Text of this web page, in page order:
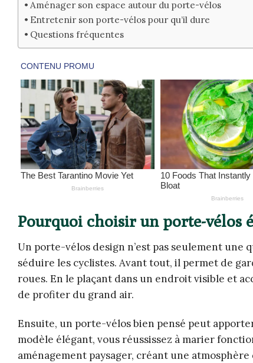
Aménager son espace autour du porte-vélos
Entretenir son porte-vélos pour qu’il dure
Questions fréquentes
Pourquoi choisir un porte-vélos
Un porte-vélos design n’est pas seulement une
séduire les cyclistes. Avant tout, il permet de
roues. En le plaçant dans un endroit visible et
de profiter du grand air.
Ensuite, un porte-vélos bien pensé peut
modèle élégant, vous réussissez à marier
aménagement paysager, créant une